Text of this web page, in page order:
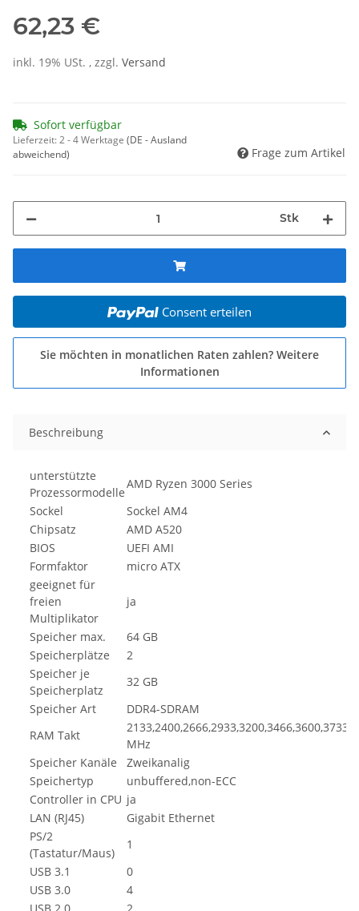
62,23 €
inkl. 19% USt. , zzgl. Versand
Sofort verfügbar
Lieferzeit:2 - 4 Werktage (DE - Ausland
abweichend)
Frage zum Artikel
Stk
Consent erteilen
Sie möchten in monatlichen Raten zahlen? Weitere
Informationen
Beschreibung
unterstützte
Prozessormodelle
AMD Ryzen 3000 Series
Sockel
Sockel AM4
Chipsatz
AMD A520
BIOS
UEFI AMI
Formfaktor
micro ATX
geeignet für
freien
Multiplikator
ja
Speicher max.
64 GB
Speicherplätze
2
Speicher je
Speicherplatz
32 GB
Speicher Art
DDR4-SDRAM
RAM Takt
MHz
Speicher Kanäle
Zweikanalig
Speichertyp
unbuffered,non-ECC
Controller in CPU ja
LAN (RJ45)
Gigabit Ethernet
PS/2
(Tastatur/Maus)
1
USB 3.1
0
USB 3.0
4